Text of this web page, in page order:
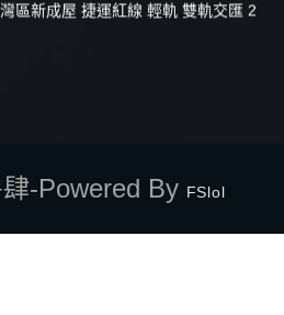
區新成屋 捷運紅線 輕軌 雙軌交匯 2
-Powered By FSlol